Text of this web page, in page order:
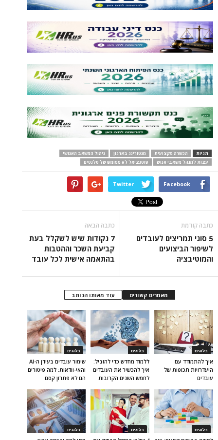
תגיות הכשרה מקצועית מנטורינג בארגון
ניהול המשאב האנושי
עצות למנהל משאבי אנוש
פוטנציאל לא ממומש של טלנטים
Facebook
Twitter
כתבה קודמת
5 סוגי תמריצים לעובדים
לשיפור הביצועים
והמוטיבציה
כתבה הבאה
7 נקודות שיש לשקלל בעת
קביעת השכר וההטבות
בהתאמה אישית לכל עובד
מאמרים קשורים עוד מאותו הכותב
בלוגים
שימור עובדים בעידן ה-AI
והאי-וודאות: למה פיטורים
הם לא פתרון קסם
בלוגים
ללמוד מחדש כדי להוביל:
איך להכשיר את העובדים
לחמש השנים הקרובות
בלוגים
איך להתמודד עם
היעדרויות תכופות של
עובדים
בלוגים בלוגים בלוגים